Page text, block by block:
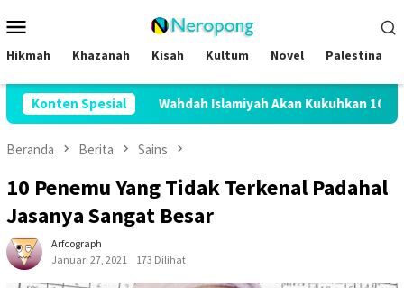
ke
kontenMobile
Hikmah Khazanah Kisah Kultum Novel Palestina
Konten Spesial
Wahdah Islamiyah Akan Kukuhkan 10.000 Guru Al-Qur’an
Beranda Berita Sains
10 Penemu Yang Tidak Terkenal Padahal
Jasanya Sangat Besar
Arfcograph
Januari 27, 2021
173 Dilihat